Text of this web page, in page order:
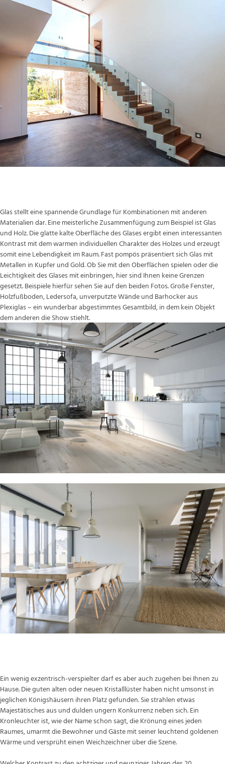
Glas stellt eine spannende Grundlage für Kombinationen mit anderen
Materialien dar. Eine meisterliche Zusammenfügung zum Beispiel ist Glas
und Holz. Die glatte kalte Oberfläche des Glases ergibt einen interessanten
Kontrast mit dem warmen individuellen Charakter des Holzes und erzeugt
somit eine Lebendigkeit im Raum. Fast pompös präsentiert sich Glas mit
Metallen in Kupfer und Gold. Ob Sie mit den Oberflächen spielen oder die
Leichtigkeit des Glases mit einbringen, hier sind Ihnen keine Grenzen
gesetzt. Beispiele hierfür sehen Sie auf den beiden Fotos. Große Fenster,
Holzfußboden, Ledersofa, unverputzte Wände und Barhocker aus
Plexiglas – ein wunderbar abgestimmtes Gesamtbild, in dem kein Objekt
dem anderen die Show stiehlt.
Ein wenig exzentrisch-verspielter darf es aber auch zugehen bei Ihnen zu
Hause. Die guten alten oder neuen Kristalllüster haben nicht umsonst in
jeglichen Königshäusern ihren Platz gefunden. Sie strahlen etwas
Majestätisches aus und dulden ungern Konkurrenz neben sich. Ein
Kronleuchter ist, wie der Name schon sagt, die Krönung eines jeden
Raumes, umarmt die Bewohner und Gäste mit seiner leuchtend goldenen
Wärme und versprüht einen Weichzeichner über die Szene.